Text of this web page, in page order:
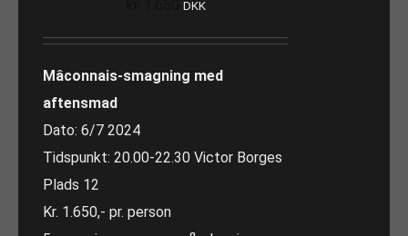
DKK
Mâconnais-smagning med
aftensmad
Dato: 6/7 2024
Tidspunkt: 20.00-22.30 Victor Borges
Plads 12
Kr. 1.650,- pr. person